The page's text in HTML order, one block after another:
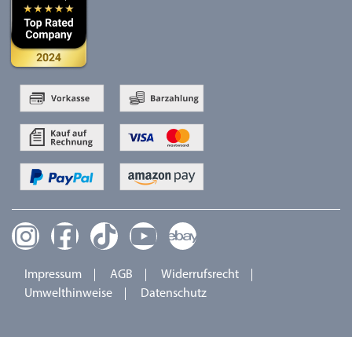
Impressum AGB
Widerrufsrecht
Umwelthinweise
Datenschutz